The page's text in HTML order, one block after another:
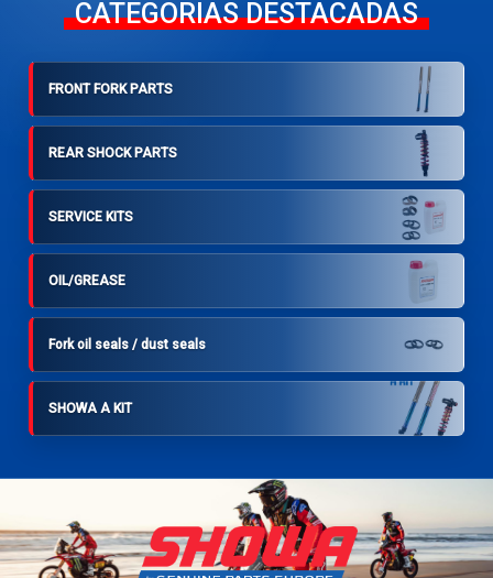
CATEGORIAS DESTACADAS
FRONT FORK PARTS
REAR SHOCK PARTS
SERVICE KITS
OIL/GREASE
Fork oil seals / dust seals
SHOWA A KIT